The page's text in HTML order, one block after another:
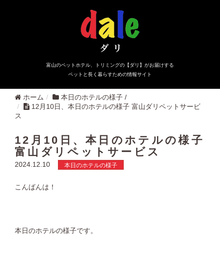
富山のペットホテル、トリミングの【ダリ】がお届けする
ペットと長く暮らすための情報サイト
ホーム 本日のホテルの様子 /
12月10日、本日のホテルの様子 富山ダリペットサービ
ス
12月10日、本日のホテルの様子
富山ダリペットサービス
2024.12.10 本日のホテルの様子
こんばんは！
本日のホテルの様子です。